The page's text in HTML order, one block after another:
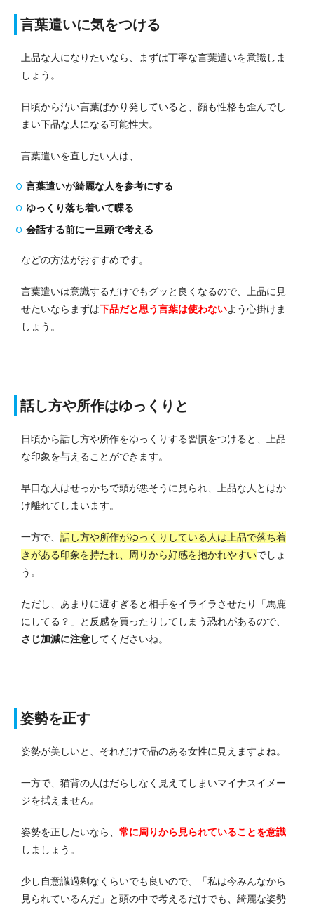
言葉遣いに気をつける
上品な人になりたいなら、まずは丁寧な言葉遣いを意識しま
しょう。
日頃から汚い言葉ばかり発していると、顔も性格も歪んでし
まい下品な人になる可能性大。
言葉遣いを直したい人は、
言葉遣いが綺麗な人を参考にする
ゆっくり落ち着いて喋る
会話する前に一旦頭で考える
などの方法がおすすめです。
言葉遣いは意識するだけでもグッと良くなるので、上品に見
せたいならまずは下品だと思う言葉は使わないよう心掛けま
しょう。
話し方や所作はゆっくりと
日頃から話し方や所作をゆっくりする習慣をつけると、上品
な印象を与えることができます。
早口な人はせっかちで頭が悪そうに見られ、上品な人とはか
け離れてしまいます。
一方で、 話し方や所作がゆっくりしている人は上品で落ち着
きがある印象を持たれ、周りから好感を抱かれやすいでしょ
う。
ただし、あまりに遅すぎると相手をイライラさせたり「馬鹿
にしてる？」と反感を買ったりしてしまう恐れがあるので、
さじ加減に注意してくださいね。
姿勢を正す
姿勢が美しいと、それだけで品のある女性に見えますよね。
一方で、猫背の人はだらしなく見えてしまいマイナスイメー
ジを拭えません。
姿勢を正したいなら、 常に周りから見られていることを意識
しましょう。
少し自意識過剰なくらいでも良いので、「私は今みんなから
見られているんだ」と頭の中で考えるだけでも、綺麗な姿勢